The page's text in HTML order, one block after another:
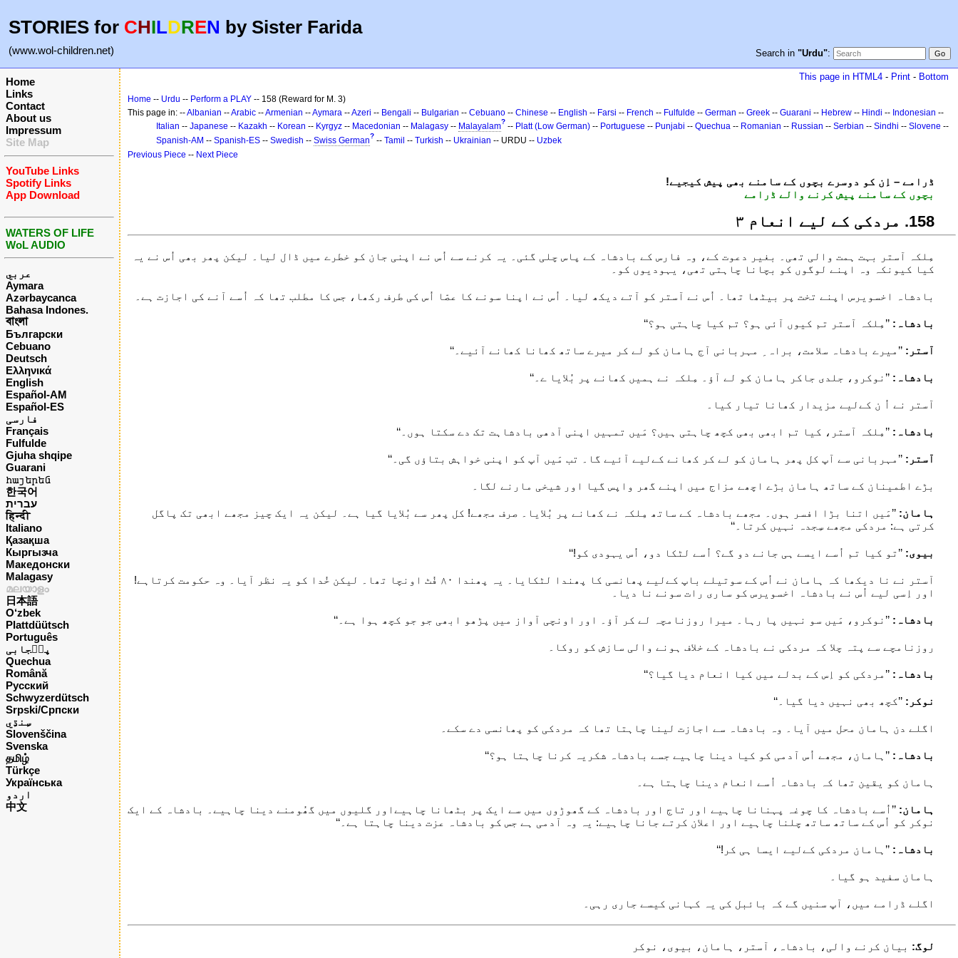
STORIES for CHILDREN by Sister Farida
(www.wol-children.net) Search in "Urdu":
Home
Links
Contact
About us
Impressum
Site Map
YouTube Links
Spotify Links
App Download
WATERS OF LIFE
WoL AUDIO
عربي
Aymara
Azərbaycanca
Bahasa Indones.
বাংলা
Български
Cebuano
Deutsch
Ελληνικά
English
Español-AM
Español-ES
فارسی
Français
Fulfulde
Gjuha shqipe
Guarani
հայերեն
한국어
עברית
हिन्दी
Italiano
Қазақша
Кыргызча
Македонски
Malagasy
മലയാളം
日本語
O‘zbek
Plattdüütsch
Português
پن٘جابی
Quechua
Română
Русский
Schwyzerdütsch
Srpski/Српски
Slovenščina
Svenska
தமிழ்
Türkçe
Українська
اردو
中文
This page in HTML4 - Print - Bottom
Home -- Urdu -- Perform a PLAY -- 158 (Reward for M. 3)
This page in: --Albanian --Arabic --Armenian --Aymara --Azeri -- Bengali -- Bulgarian -- Cebuano -- Chinese -- English -- Farsi -- French -- Fulfulde -- German -- Greek -- Guarani -- Hebrew -- Hindi -- Indonesian --
Italian -- Japanese -- Kazakh -- Korean -- Kyrgyz -- Macedonian -- Malagasy -- Malayalam? -- Platt (Low German) -- Portuguese -- Punjabi -- Quechua -- Romanian -- Russian -- Serbian -- Sindhi -- Slovene --
Spanish-AM -- Spanish-ES -- Swedish -- Swiss German? -- Tamil -- Turkish -- Ukrainian -- URDU -- Uzbek
Previous Piece -- Next Piece
!ڈرامے – اِن کو دوسرے بچوں کے سامنے بھی پیش کیجیے
بچوں کے سامنے پیش کرنے والے ڈرامے
851. مردکی کے لیے انعام ۳
مِلکہ آستر بہت ہمت والی تھی۔ بغیر دعوت کے، وہ فارس کے بادشاہ کے پاس چلی گئی۔ یہ کرنے سے اُس نے اپنی جان کو خطرے میں ڈال لیا۔ لیکن پھر بھی اُس نے یہ
کیا کیونکہ وہ اپنے لوگوں کو بچانا چاہتی تھی، یہودیوں کو۔
بادشاہ اخسویرس اپنے تخت پر بیٹھا تھا۔ اُس نے آستر کو آتے دیکھ لیا۔ اُس نے اپنا سونے کا عصّا اُس کی طرف رکھا، جس کا مطلب تھا کہ اُسے آنے کی اجازت ہے۔
بادشاہ: ’’مِلکہ آستر تم کیوں آئی ہو؟ تم کیا چاہتی ہو؟‘‘
آستر: ’’میرے بادشاہ سلامت، براہ ِ مہربانی آج ہامان کو لے کر میرے ساتھ کھانا کھانے آئیے۔‘‘
بادشاہ: ’’نوکرو، جلدی جاکر ہامان کو لے آؤ۔ مِلکہ نے ہمیں کھانے پر بُلایا ے۔‘‘
آستر نے اُ ن کےلیے مزیدار کھانا تیار کیا۔
بادشاہ: ’’مِلکہ آستر، کیا تم ابھی بھی کچھ چاہتی ہیں؟ مَیں تمہیں اپنی آدھی بادشاہت تک دے سکتا ہوں۔‘‘
آستر: ’’مہربانی سے آپ کل پھر ہامان کو لے کر کھانے کےلیے آئیے گا۔ تب مَیں آپ کو اپنی خواہش بتاؤں گی۔‘‘
بڑے اطمینان کے ساتھ ہامان بڑے اچھے مزاج میں اپنے گھر واپس گیا اور شیخی مارنے لگا۔
ہامان: ’’مَیں اتنا بڑا افسر ہوں۔ مجھے بادشاہ کے ساتھ مِلکہ نے کھانے پر بُلایا۔ صرف مجھے! کل پھر سے بُلایا گیا ہے۔ لیکن یہ ایک چیز مجھے ابھی تک پاگل
کرتی ہے: مردکی مجھے سِجدہ نہیں کرتا۔‘‘
بیوی: ’’تو کیا تم اُسے ایسے ہی جانے دو گے؟ اُسے لٹکا دو، اُس یہودی کو!‘‘
آستر نے نا دیکھا کہ ہامان نے اُس کے سوتیلے باپ کےلیے پھانسی کا پھندا لٹکایا۔ یہ پھندا ۰۸ فُٹ اونچا تھا۔ لیکن خُدا کو یہ نظر آیا۔ وہ حکومت کرتاہے!
اور اِسی لیے اُس نے بادشاہ اخسویرس کو ساری رات سونے نا دیا۔
بادشاہ: ’’نوکرو، مَیں سو نہیں پا رہا۔ میرا روزنامچہ لے کر آؤ۔ اور اونچی آواز میں پڑھو ابھی جو جو کچھ ہوا ہے۔‘‘
روزنامچے سے پتہ چلا کہ مردکی نے بادشاہ کے خلاف ہونے والی سازش کو روکا۔
بادشاہ: ’’مردکی کو اِس کے بدلے میں کیا انعام دیا گیا؟‘‘
نوکر: ’’کچھ بھی نہیں دیا گیا۔‘‘
اگلے دن ہامان محل میں آیا۔ وہ بادشاہ سے اجازت لینا چاہتا تھا کہ مردکی کو پھانسی دے سکے۔
بادشاہ: ’’ہامان، مجھے اُس آدمی کو کیا دینا چاہیے جسے بادشاہ شکریہ کرنا چاہتا ہو؟‘‘
ہامان کو یقین تھا کہ بادشاہ اُسے انعام دینا چاہتا ہے۔
ہامان: ’’اُسے بادشاہ کا چوغہ پہنانا چاہیے اور تاج اور بادشاہ کے گھوڑوں میں سے ایک پر بٹھانا چاہیےاور گلیوں میں گھُومنے دینا چاہیے۔ بادشاہ کے ایک
نوکر کو اُس کے ساتھ ساتھ چلنا چاہیے اور اعلان کرتے جانا چاہیے: یہ وہ آدمی ہے جس کو بادشاہ عزت دینا چاہتا ہے۔‘‘
بادشاہ: ’’ہامان مردکی کےلیے ایسا ہی کر!‘‘
ہامان سفید ہو گیا۔
اگلے ڈرامے میں، آپ سنیں گے کہ بائبل کی یہ کہانی کیسے جاری رہی۔
لوگ: بیان کرنے والی، بادشاہ، آستر، ہامان، بیوی، نوکر